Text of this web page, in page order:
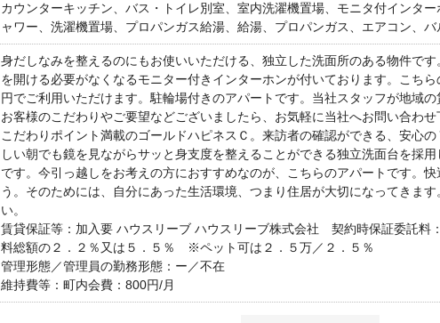
カウンターキッチン、バス・トイレ別室、室内洗濯機置場、モニタ付インタ
ャワー、洗濯機置場、プロパンガス給湯、給湯、プロパンガス、エアコン、
身だしなみを整えるのにもお使いいただける、独立した洗面所のある物件で
を開ける必要がなくなるモニター付きインターホンが付いております。こち
円でご利用いただけます。駐輪場付きのアパートです。当社スタッフが地域の
お客様のこだわりやご要望などございましたら、お気軽に当社へお問い合わせ
こだわりポイント満載のゴールドハピネスＣ。来訪者の確認ができる、安心
しい朝でも鏡を見ながらサッと身支度を整えることができる独立洗面台を採
です。今引っ越しをお考えの方におすすめなのが、こちらのアパートです。
う。そのためには、自分にあった生活環境、つまり住居が大切になってきま
い。
賃貸保証等：加入要 ハウスリーブ ハウスリーブ株式会社 契約時保証委託料
料総額の２．２％又は５．５％ ※ペット可は２．５万／２．５％
管理形態／管理員の勤務形態：ー／不在
維持費等：町内会費：800円/月